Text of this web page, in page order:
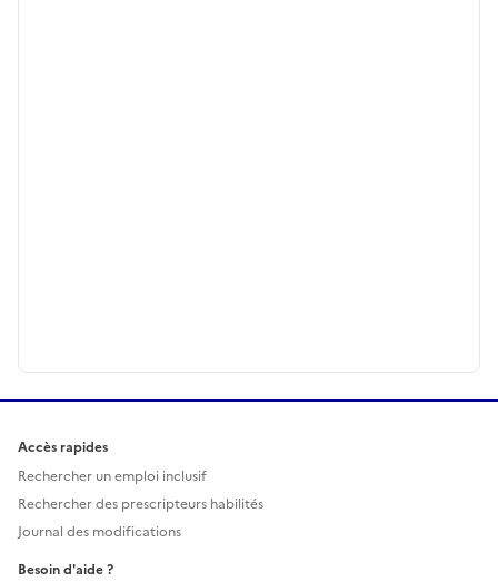
Accès rapides
Rechercher un emploi inclusif
Rechercher des prescripteurs habilités
Journal des modifications
Besoin d'aide ?